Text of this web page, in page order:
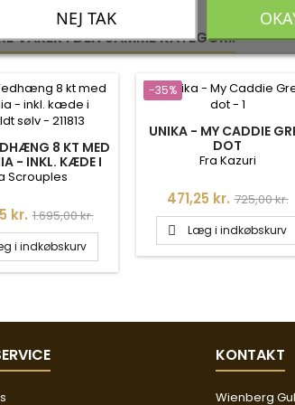
VARER I DEN SAMME KATEGORI:
8 KT MED
- INKL. KÆDE I
SØLV - 211813
Scrouples
kr. Normalpris
1.695,00 kr.
i indkøbskurv
-35%
UNIKA - MY CADDIE
DOT
Fra Kazuri
Pris
471,25 kr. Normalpris
725,00 kr.
 Læg i indkøbskurv
KONTAKT
Wienberg
NEJ TAK